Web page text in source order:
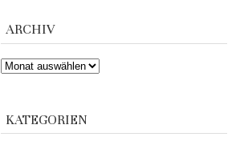
ARCHIV
ARCHIV
KATEGORIEN